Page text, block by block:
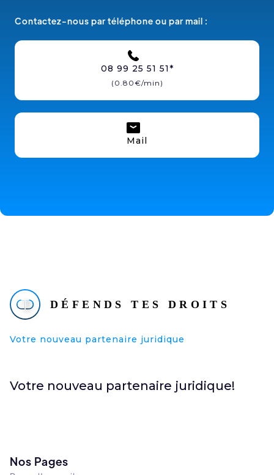
Contactez-nous par téléphone ou par mail :
08 99 25 51 51*
(0.80€/min)
Mail
Votre nouveau partenaire juridique
Votre nouveau partenaire juridique!
Nos Pages